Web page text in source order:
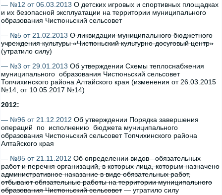
— №12 от 06.03.2013 О детских игровых и спортивных площадках
и их безопасной эксплуатации на территории муниципального
образования Чистюньский сельсовет
— №5 от 21.02.2013 О ликвидации муниципального бюджетного
учреждения культуры «Чистюньский культурно-досуговый центр»
(утратило силу)
— №3 от 29.01.2013 Об утверждении Схемы теплоснабжения
муниципального образования Чистюньский сельсовет
Топчихинского района Алтайского края (изменения от 26.03.2015
№14, от 10.05.2017 №14)
2012:
— №96 от 21.12.2012 Об утверждении Порядка завершения
операций по исполнению бюджета муниципального
образования Чистюньский сельсовет Топчихинского района
Алтайского края
— №85 от 21.11.2012 Об определении видов обязательных
работ и перечня организаций, в которых лица, которым назначено
административное наказание в виде обязательных работ,
отбывают обязательные работы на территории муниципального
образования Чистюньский сельсовет— утратило силу